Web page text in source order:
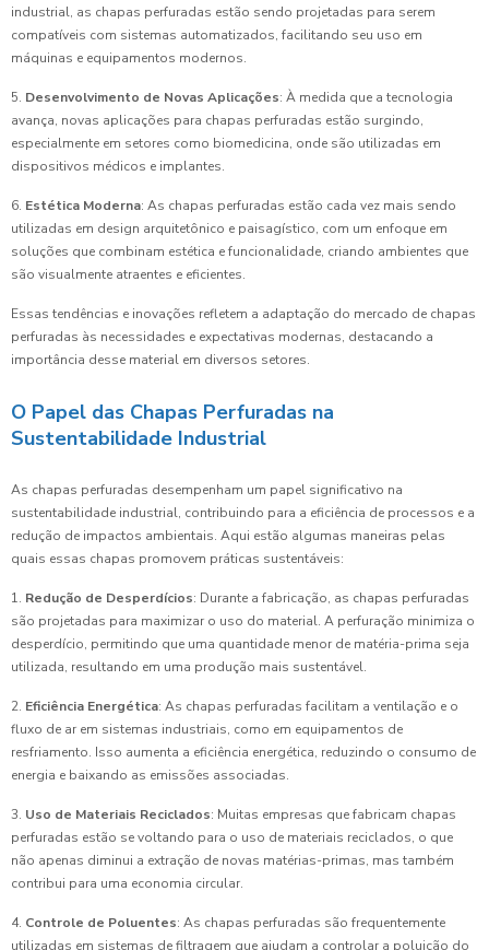
industrial, as chapas perfuradas estão sendo projetadas para serem
compatíveis com sistemas automatizados, facilitando seu uso em
máquinas e equipamentos modernos.
5. Desenvolvimento de Novas Aplicações: À medida que a tecnologia
avança, novas aplicações para chapas perfuradas estão surgindo,
especialmente em setores como biomedicina, onde são utilizadas em
dispositivos médicos e implantes.
6. Estética Moderna: As chapas perfuradas estão cada vez mais sendo
utilizadas em design arquitetônico e paisagístico, com um enfoque em
soluções que combinam estética e funcionalidade, criando ambientes que
são visualmente atraentes e eficientes.
Essas tendências e inovações refletem a adaptação do mercado de chapas
perfuradas às necessidades e expectativas modernas, destacando a
importância desse material em diversos setores.
O Papel das Chapas Perfuradas na
Sustentabilidade Industrial
As chapas perfuradas desempenham um papel significativo na
sustentabilidade industrial, contribuindo para a eficiência de processos e a
redução de impactos ambientais. Aqui estão algumas maneiras pelas
quais essas chapas promovem práticas sustentáveis:
1. Redução de Desperdícios: Durante a fabricação, as chapas perfuradas
são projetadas para maximizar o uso do material. A perfuração minimiza o
desperdício, permitindo que uma quantidade menor de matéria-prima seja
utilizada, resultando em uma produção mais sustentável.
2. Eficiência Energética: As chapas perfuradas facilitam a ventilação e o
fluxo de ar em sistemas industriais, como em equipamentos de
resfriamento. Isso aumenta a eficiência energética, reduzindo o consumo de
energia e baixando as emissões associadas.
3. Uso de Materiais Reciclados: Muitas empresas que fabricam chapas
perfuradas estão se voltando para o uso de materiais reciclados, o que
não apenas diminui a extração de novas matérias-primas, mas também
contribui para uma economia circular.
4. Controle de Poluentes: As chapas perfuradas são frequentemente
utilizadas em sistemas de filtragem que ajudam a controlar a poluição do